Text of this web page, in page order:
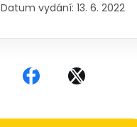
Datum vydání: 13. 6. 2022
Sdílet na Facebooku
Sdílet na X